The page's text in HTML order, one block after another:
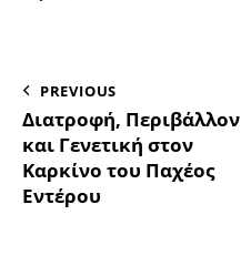
PREVIOUS
Διατροφή, Περιβάλλον
και Γενετική στον
Καρκίνο του Παχέος
Εντέρου